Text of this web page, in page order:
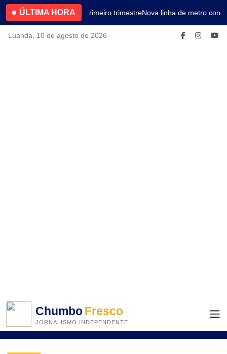
ÚLTIMA HORA4.2% no primeiro trimestreNova linha de metro
Luanda, 10 de agosto de 2026
ChumboFresco
JORNALISMO INDEPENDENTE